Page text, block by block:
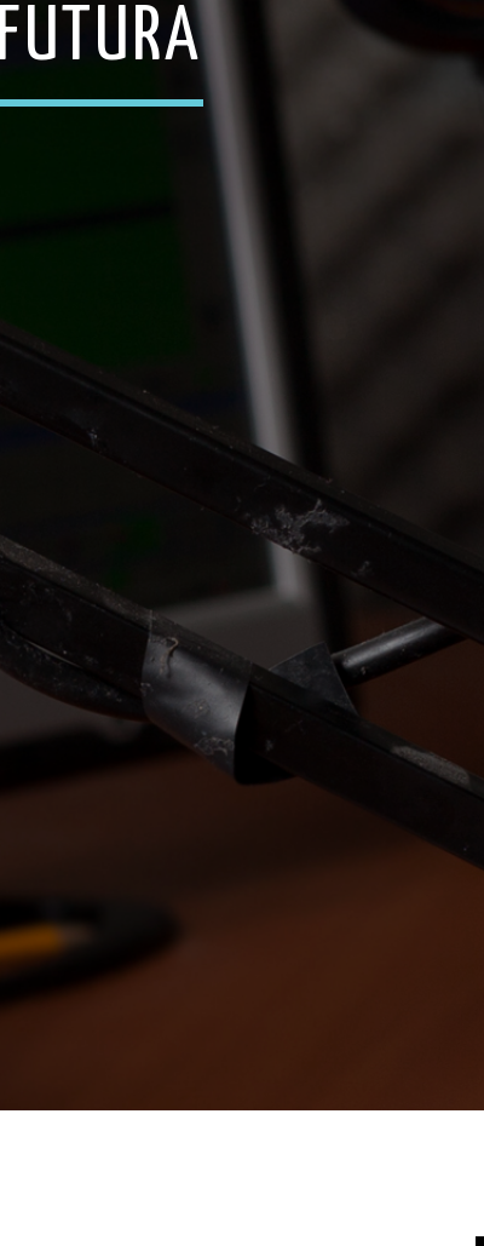
FUTURA